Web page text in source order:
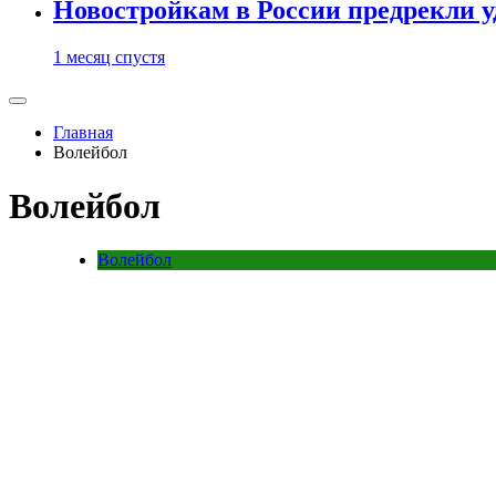
Новостройкам в России предрекли
1 месяц спустя
Главная
Волейбол
Волейбол
Волейбол